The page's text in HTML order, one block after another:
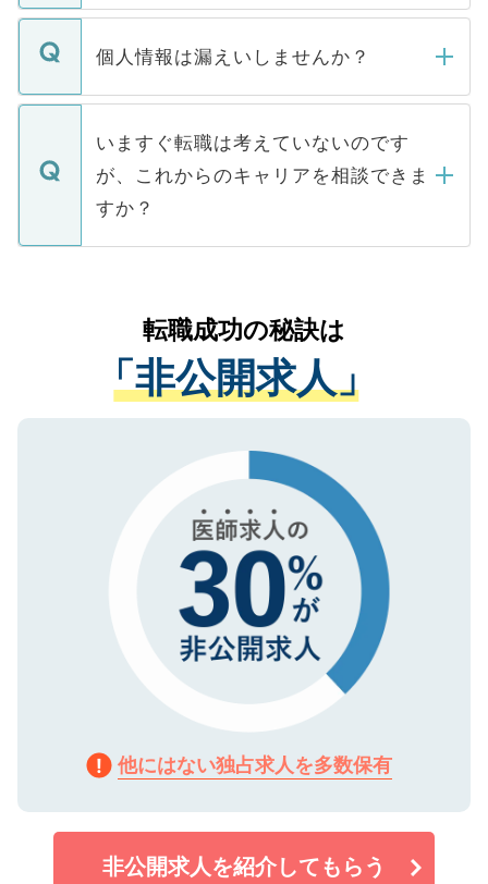
ません。
■応募殺到を避けるため 人気のある医療機
関を公にしてしまうと、応募が殺到する場
に、医療機関が求める条件に合った人材の
みを人材紹介会社に依頼するケースが増え
ています。
転職・入職を強要することは一切ありませ
ん。また、仮に応募先から内定をいただい
定を承諾する必要はありません。内定先へ
の辞退の連絡はキャリアパートナーが行い
個人情報は漏えいしませんか？
個人情報が漏えいすることはありませんの
で、ご安心ください。当サイトからの登録
などで収集したご登録者様の個人情報は、
ご本人のキャリアアップおよび転職活動の
支援を目的に使用いたします。お預かりし
ているすべての個人データはご本人の許可
は、個人情報の取り扱いについての厳密な
管理基準を満たした事業者のみに付与され
る、プライバシーマークを取得済みです。
で、機密保持に関してもご安心ください。
いますぐ転職は考えていないのです
が、これからのキャリアを相談できま
すか？
かがいして、現在の医療機関の状況や紹介
経験をまじえながら、適切なアドバイスを
させていただきます。すぐにご転職をされ
ない方には、長期的なサポートが可能です
ので、まずはご登録ください。
転職成功の秘訣は
「非公開求人」
他にはない独占求人を多数保有
非公開求人を紹介してもらう